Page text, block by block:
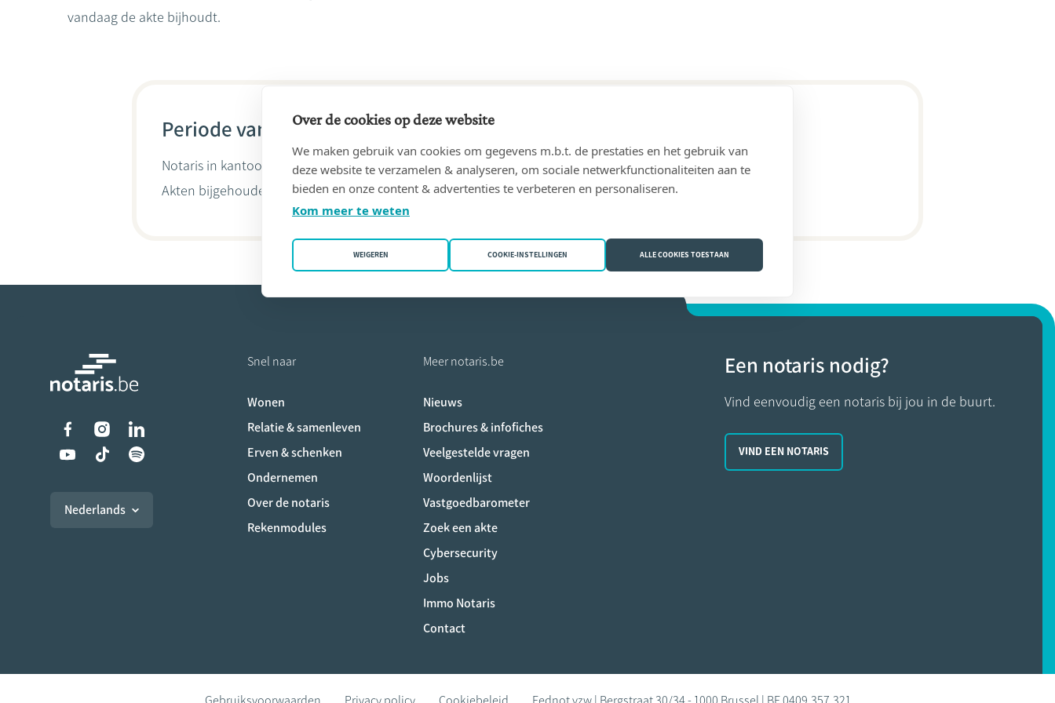
vandaag de akte bijhoudt.
Periode van 31/12/2002 tot 04/11/2013
Notaris in kantoor MICHEL, Anne(1080 Sint-Jans-Molenbeek)
Akten bijgehouden doorNizier Grooters
Liens vers les réseaux sociaux
Nederlands
Snel naar
Wonen
Relatie & samenleven
Erven & schenken
Ondernemen
Over de notaris
Rekenmodules
Meer notaris.be
Nieuws
Brochures & infofiches
Veelgestelde vragen
Woordenlijst
Vastgoedbarometer
Zoek een akte
Cybersecurity
Jobs
Immo Notaris
Contact
Een notaris nodig?
Vind eenvoudig een notaris bij jou in de buurt.
VIND EEN NOTARIS
Over de cookies op deze website
We maken gebruik van cookies om gegevens m.b.t. de prestaties en het gebruik van
deze website te verzamelen & analyseren, om sociale netwerkfunctionaliteiten aan te
bieden en onze content & advertenties te verbeteren en personaliseren.
Kom meer te weten
WEIGEREN COOKIE-INSTELLINGEN ALLE COOKIES TOESTAAN